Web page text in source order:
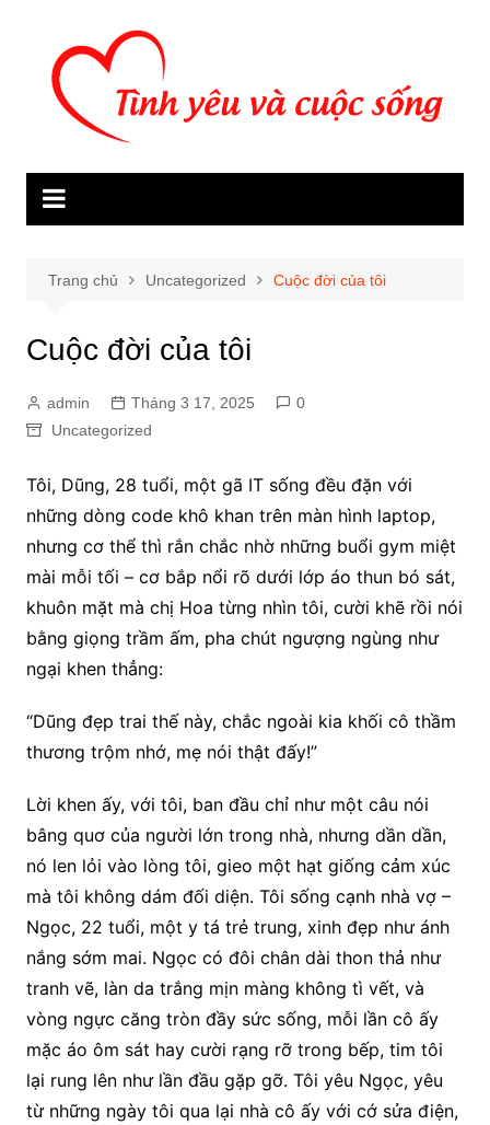
Trang chủ Uncategorized Cuộc đời của tôi
Cuộc đời của tôi
admin Tháng 3 17, 2025
0
Uncategorized
Tôi, Dũng, 28 tuổi, một gã IT sống đều đặn với
những dòng code khô khan trên màn hình laptop,
nhưng cơ thể thì rắn chắc nhờ những buổi gym miệt
mài mỗi tối – cơ bắp nổi rõ dưới lớp áo thun bó sát,
khuôn mặt mà chị Hoa từng nhìn tôi, cười khẽ rồi nói
bằng giọng trầm ấm, pha chút ngượng ngùng như
ngại khen thẳng:
“Dũng đẹp trai thế này, chắc ngoài kia khối cô thầm
thương trộm nhớ, mẹ nói thật đấy!”
Lời khen ấy, với tôi, ban đầu chỉ như một câu nói
bâng quơ của người lớn trong nhà, nhưng dần dần,
nó len lỏi vào lòng tôi, gieo một hạt giống cảm xúc
mà tôi không dám đối diện. Tôi sống cạnh nhà vợ –
Ngọc, 22 tuổi, một y tá trẻ trung, xinh đẹp như ánh
nắng sớm mai. Ngọc có đôi chân dài thon thả như
tranh vẽ, làn da trắng mịn màng không tì vết, và
vòng ngực căng tròn đầy sức sống, mỗi lần cô ấy
mặc áo ôm sát hay cười rạng rỡ trong bếp, tim tôi
lại rung lên như lần đầu gặp gỡ. Tôi yêu Ngọc, yêu
từ những ngày tôi qua lại nhà cô ấy với cớ sửa điện,